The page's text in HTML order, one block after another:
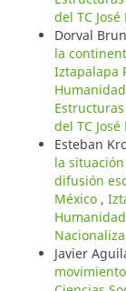
del TC
Dorval
la
Iztapalapa
del TC
Esteban
la
difusión
México ,
Javier